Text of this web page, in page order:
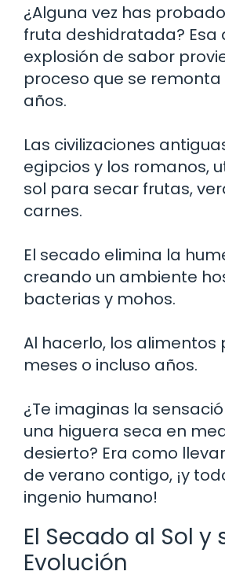
¿Alguna vez has
fruta deshidratada? Esa
explosión de sabor
proceso que se
años.
Las civilizaciones
egipcios y los romanos,
sol para secar frutas,
carnes.
El secado elimina la
creando un ambiente
bacterias y mohos.
Al hacerlo, los
meses o incluso años.
¿Te imaginas la
una higuera seca en
desierto? Era como
de verano contigo, ¡y
ingenio humano!
El Secado al Sol y
Evolución